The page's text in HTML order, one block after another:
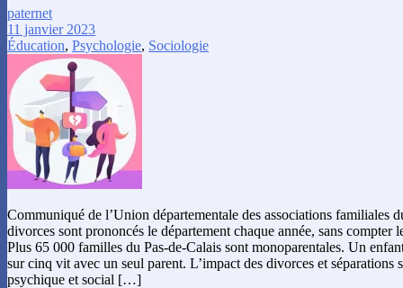
paternet
11 janvier 2023
Éducation, Psychologie, Sociologie
Communiqué de l’Union départementale des associations familiales
divorces sont prononcés le département chaque année, sans compter
Plus 65 000 familles du Pas-de-Calais sont monoparentales. Un
sur cinq vit avec un seul parent. L’impact des divorces et séparations
psychique et social […]